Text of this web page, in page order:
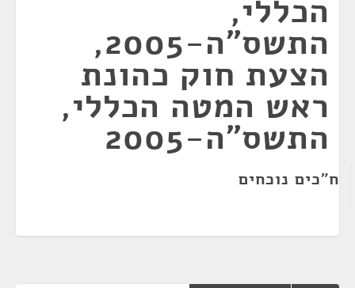
הכללי,
התשס"ה-2005,
הצעת חוק כהונת
ראש המטה הכללי,
התשס"ה-2005
ח"כים נוכחים